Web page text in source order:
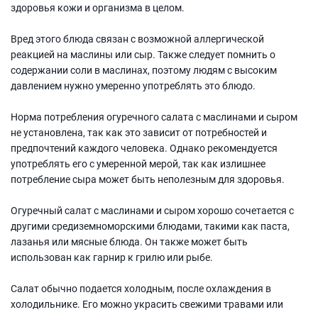
здоровья кожи и организма в целом.
Вред этого блюда связан с возможной аллергической
реакцией на маслины или сыр. Также следует помнить о
содержании соли в маслинах, поэтому людям с высоким
давлением нужно умеренно употреблять это блюдо.
Норма потребления огуречного салата с маслинами и сыром
не установлена, так как это зависит от потребностей и
предпочтений каждого человека. Однако рекомендуется
употреблять его с умеренной мерой, так как излишнее
потребление сыра может быть неполезным для здоровья.
Огуречный салат с маслинами и сыром хорошо сочетается с
другими средиземноморскими блюдами, такими как паста,
лазанья или мясные блюда. Он также может быть
использован как гарнир к грилю или рыбе.
Салат обычно подается холодным, после охлаждения в
холодильнике. Его можно украсить свежими травами или